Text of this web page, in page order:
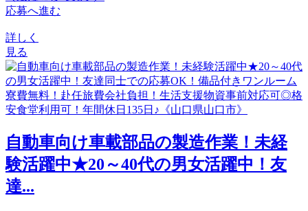
応募へ進む
詳しく
見る
自動車向け車載部品の製造作業！未経
験活躍中★20～40代の男女活躍中！友
達...